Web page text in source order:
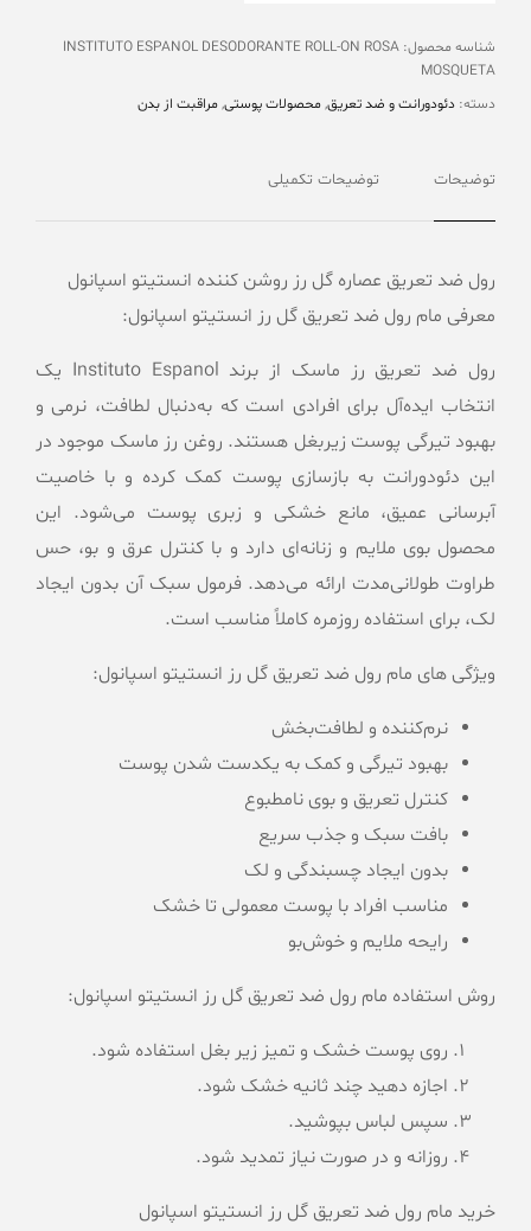
شناسه محصول: INSTITUTO ESPANOL DESODORANTE ROLL-ON ROSA
MOSQUETA
دسته: دئودورانت و ضد تعریق,محصولات پوستی,مراقبت از بدن
توضیحات توضیحات تکمیلی
رول ضد تعریق عصاره گل رز روشن کننده انستیتو اسپانول
معرفی مام رول ضد تعریق گل رز انستیتو اسپانول:
رول ضد تعریق رز ماسک از برند Instituto Espanol یک
انتخاب ایده‌آل برای افرادی است که به‌دنبال لطافت، نرمی و
بهبود تیرگی پوست زیربغل هستند. روغن رز ماسک موجود در
این دئودورانت به بازسازی پوست کمک کرده و با خاصیت
آبرسانی عمیق، مانع خشکی و زبری پوست می‌شود. این
محصول بوی ملایم و زنانه‌ای دارد و با کنترل عرق و بو، حس
طراوت طولانی‌مدت ارائه می‌دهد. فرمول سبک آن بدون ایجاد
لک، برای استفاده روزمره کاملاً مناسب است.
ویژگی های مام رول ضد تعریق گل رز انستیتو اسپانول:
نرم‌کننده و لطافت‌بخش
بهبود تیرگی و کمک به یکدست شدن پوست
کنترل تعریق و بوی نامطبوع
بافت سبک و جذب سریع
بدون ایجاد چسبندگی و لک
مناسب افراد با پوست معمولی تا خشک
رایحه ملایم و خوش‌بو
روش استفاده مام رول ضد تعریق گل رز انستیتو اسپانول:
روی پوست خشک و تمیز زیر بغل استفاده شود.
اجازه دهید چند ثانیه خشک شود.
سپس لباس بپوشید.
روزانه و در صورت نیاز تمدید شود.
خرید مام رول ضد تعریق گل رز انستیتو اسپانول